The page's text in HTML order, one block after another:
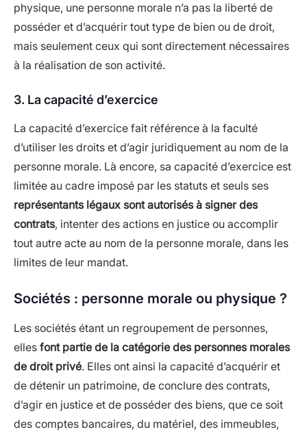
physique, une personne morale n’a pas la liberté de
posséder et d’acquérir tout type de bien ou de droit,
mais seulement ceux qui sont directement nécessaires
à la réalisation de son activité.
3. La capacité d’exercice
La capacité d’exercice fait référence à la faculté
d’utiliser les droits et d’agir juridiquement au nom de la
personne morale. Là encore, sa capacité d’exercice est
limitée au cadre imposé par les statuts et seuls ses
représentants légaux sont autorisés à signer des
contrats, intenter des actions en justice ou accomplir
tout autre acte au nom de la personne morale, dans les
limites de leur mandat.
Sociétés : personne morale ou physique ?
Les sociétés étant un regroupement de personnes,
elles font partie de la catégorie des personnes morales
de droit privé. Elles ont ainsi la capacité d’acquérir et
de détenir un patrimoine, de conclure des contrats,
d’agir en justice et de posséder des biens, que ce soit
des comptes bancaires, du matériel, des immeubles,